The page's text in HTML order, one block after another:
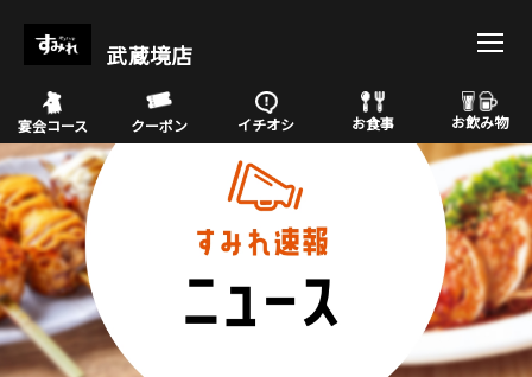
武蔵境店
宴会コース クーポン イチオシ お食事 お飲み物